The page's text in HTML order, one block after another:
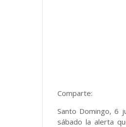
Comparte:
Santo Domingo, 6
sábado la alerta